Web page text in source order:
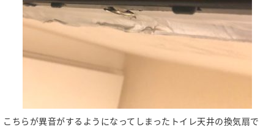
こちらが異音がするようになってしまったトイレ天井の換気扇で